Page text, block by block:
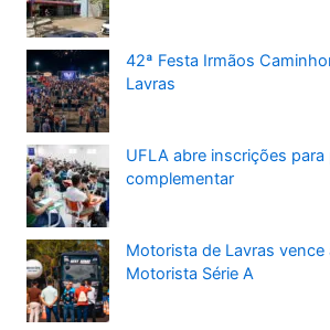
42ª Festa Irmãos
Lavras
UFLA abre inscrições
complementar
Motorista de Lavras vence
Motorista Série A